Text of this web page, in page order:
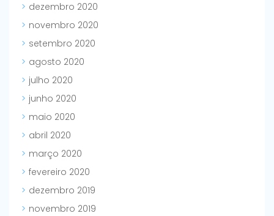
dezembro 2020
novembro 2020
setembro 2020
agosto 2020
julho 2020
junho 2020
maio 2020
abril 2020
março 2020
fevereiro 2020
dezembro 2019
novembro 2019